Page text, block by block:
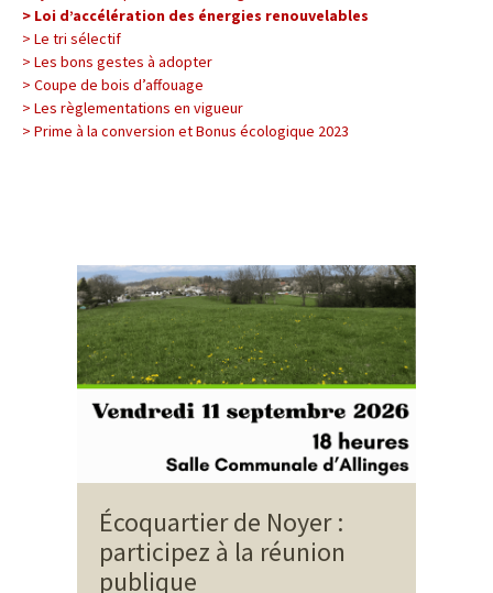
> Loi d’accélération des énergies renouvelables
> Le tri sélectif
> Les bons gestes à adopter
> Coupe de bois d’affouage
> Les règlementations en vigueur
> Prime à la conversion et Bonus écologique 2023
Écoquartier de Noyer :
participez à la réunion
publique